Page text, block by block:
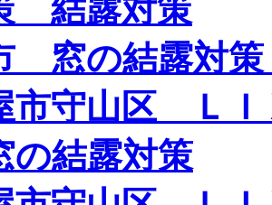
結露対策
窓の結露対
市守山区 ＬＩ
結露対策